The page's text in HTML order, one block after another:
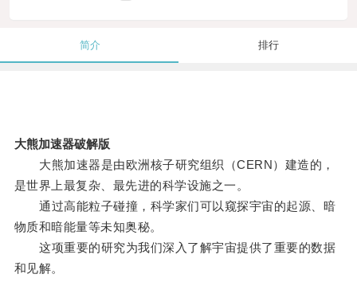
简介 排行
大熊加速器破解版
大熊加速器是由欧洲核子研究组织（CERN）建造的，
是世界上最复杂、最先进的科学设施之一。
通过高能粒子碰撞，科学家们可以窥探宇宙的起源、暗
物质和暗能量等未知奥秘。
这项重要的研究为我们深入了解宇宙提供了重要的数据
和见解。